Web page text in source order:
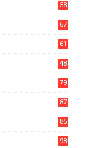
58
67
61
48
79
87
85
98